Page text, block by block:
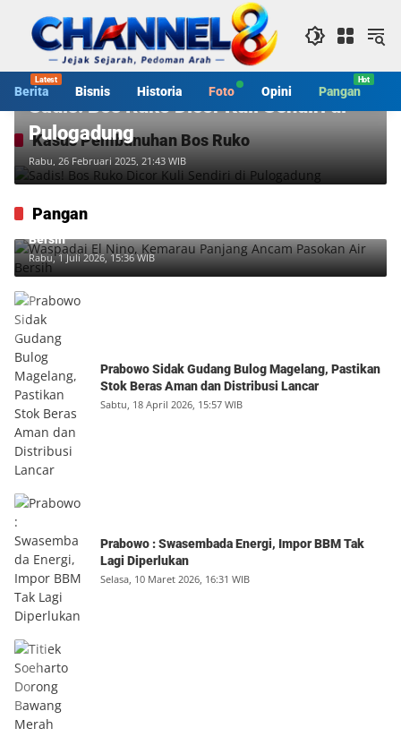
konten
Berita Bisnis Historia Foto Opini Pangan
Kasus Pembunuhan Bos Ruko
Berita
Sadis! Bos Ruko Dicor Kuli Sendiri di
Pulogadung
Rabu, 26 Februari 2025, 21:43 WIB
Pangan
Waspadai El Nino, Kemarau Panjang Ancam Pasokan Air
Bersih
Rabu, 1 Juli 2026, 15:36 WIB
Prabowo Sidak Gudang Bulog Magelang, Pastikan
Stok Beras Aman dan Distribusi Lancar
Sabtu, 18 April 2026, 15:57 WIB
Prabowo : Swasembada Energi, Impor BBM Tak
Lagi Diperlukan
Selasa, 10 Maret 2026, 16:31 WIB